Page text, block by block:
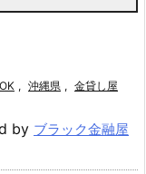
, 沖縄県 , 金貸し屋
by ブラック金融屋